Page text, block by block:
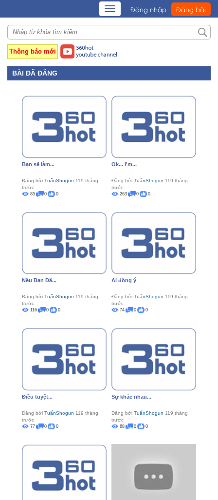
TOGGLE
NAVIGATION
Đăng nhập Đăng bài
Thông báo mới
BÀI ĐÃ ĐĂNG
Bạn sẽ làm...
Đăng bởi TuấnShogun 119 tháng
trước
85 0 0
Ok... I'm...
Đăng bởi TuấnShogun 119 tháng
trước
263 0 0
Nếu Bạn Đã...
Đăng bởi TuấnShogun 119 tháng
trước
116 0 0
Ai đồng ý
Đăng bởi TuấnShogun 119 tháng
trước
74 0 0
Điều tuyệt...
Đăng bởi TuấnShogun 119 tháng
trước
77 0 0
Sự khác nhau...
Đăng bởi TuấnShogun 119 tháng
trước
68 0 0